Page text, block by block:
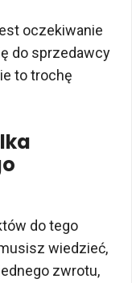
oczekiwanie
do sprzedawcy
to trochę
do tego
wiedzieć,
zwrotu,